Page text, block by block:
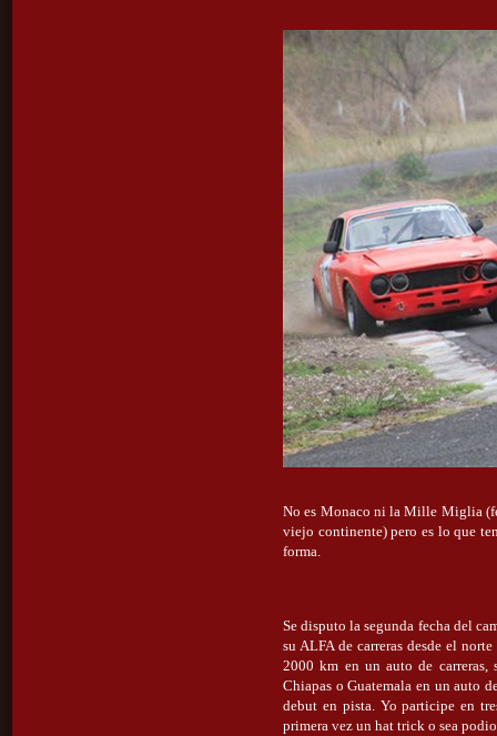
No es Monaco ni la Mille Miglia
viejo continente) pero es lo que
forma.
Se disputo la segunda fecha del
su ALFA de carreras desde el
2000 km en un auto de carreras,
Chiapas o Guatemala en un auto
debut en pista. Yo participe en
primera vez un hat trick o sea